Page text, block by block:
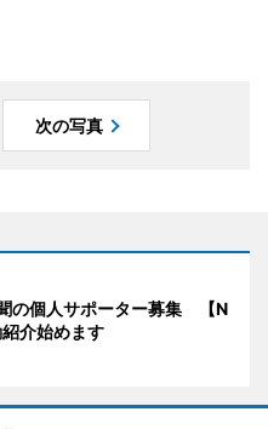
次の写真
の個人サポーター募集 【N
介始めます